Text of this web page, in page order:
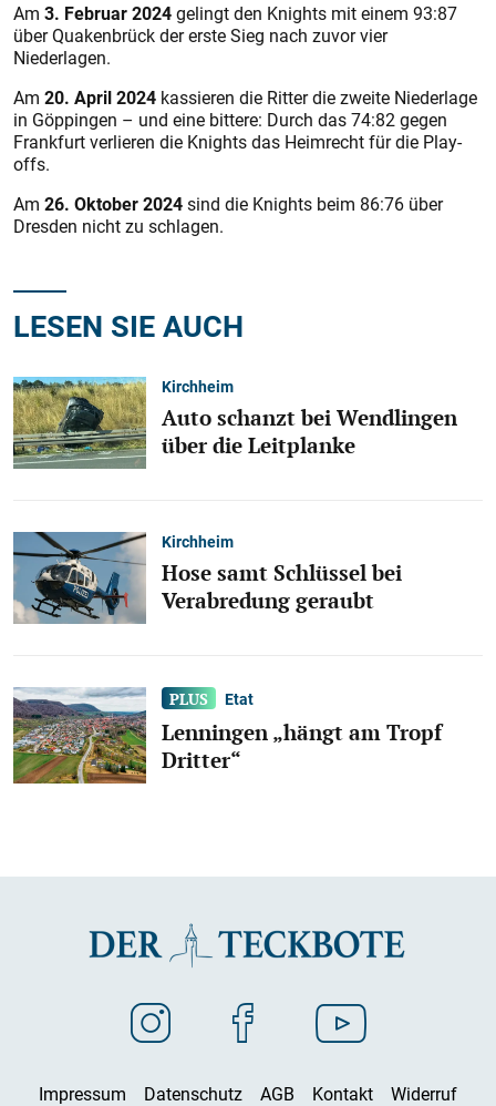
Am 3. Februar 2024gelingt den Knights mit einem 93:87
über Quakenbrück der erste Sieg nach zuvor vier
Niederlagen.
Am 20. April 2024 kassieren die Ritter die zweite Niederlage
in Göppingen – und eine bittere: Durch das 74:82 gegen
Frankfurt verlieren die Knights das Heimrecht für die Play-
offs.
Am 26. Oktober 2024sind die Knights beim 86:76 über
Dresden nicht zu schlagen.
LESEN SIE AUCH
Kirchheim
Auto schanzt bei Wendlingen
über die Leitplanke
Kirchheim
Hose samt Schlüssel bei
Verabredung geraubt
Etat
Lenningen „hängt am Tropf
Dritter“
Impressum Datenschutz AGB Kontakt Widerruf